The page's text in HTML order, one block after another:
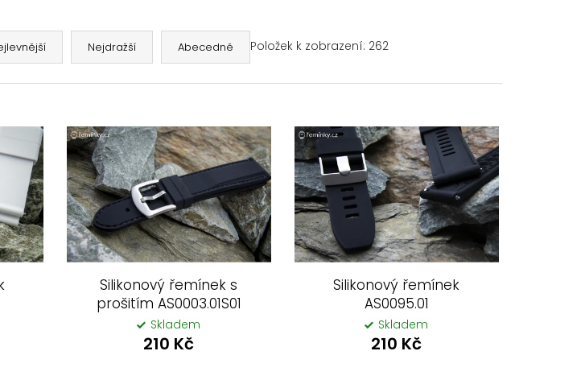
Nejdražší Abecedně Položek k zobrazení: 262
Silikonový řemínek s
prošitím AS0003.01S01
Skladem
210 Kč
Silikonový řemínek
AS0095.01
Skladem
210 Kč